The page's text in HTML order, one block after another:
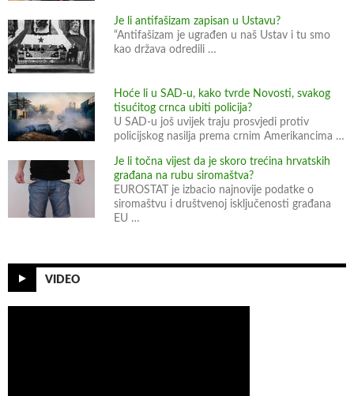
a
h
t
e
v
z
i
m
p
c
Je li antifašizam zapisan u Ustavu?
“Antifašizam je ugrađen u naš Ustav i tu smo
kao država odredili …
Hoće li u SAD-u, kako tvrde Novosti, svakog
tisućitog crnca ubiti policija?
U SAD-u još uvijek traju prosvjedi protiv
policijskog nasilja prema crnim Amerikancima …
Je li točna vijest da je skoro trećina hrvatskih
građana na rubu siromaštva?
EUROSTAT je izbacio najnovije podatke o
siromaštvu i društvenoj isključenosti građana
EU …
VIDEO